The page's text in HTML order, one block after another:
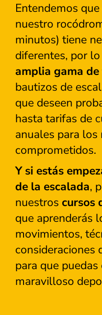
Entendemos
nuestro
minutos) tiene
diferentes, por
amplia gama
bautizos de
que deseen
hasta tarifas de
anuales para los
comprometidos.
Y si estás
de la escalada,
nuestroscursos
que aprenderás
movimientos,
consideraciones
para que
maravilloso